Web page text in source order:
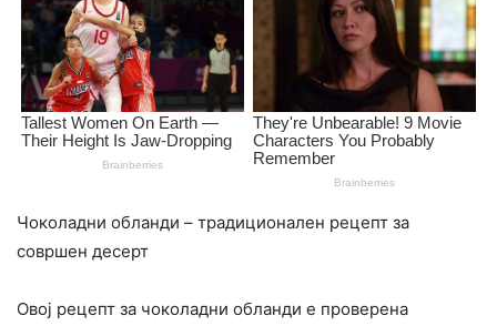
Чоколадни обланди – традиционален рецепт за
совршен десерт
Овој рецепт за чоколадни обланди е проверена